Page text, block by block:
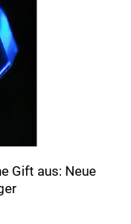
Gift aus: Neue